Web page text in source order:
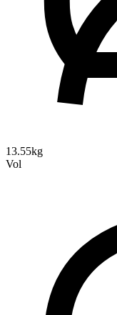
13.55kg
Vol